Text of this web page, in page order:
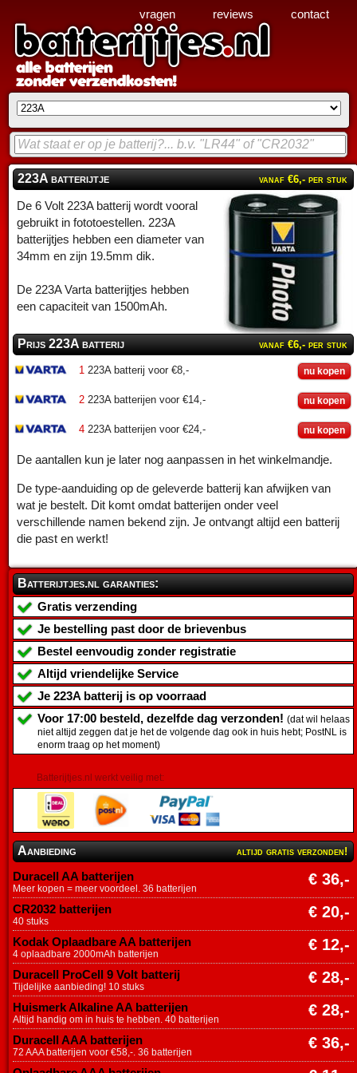
223A batterijtje vanaf €6,- per stuk
De 6 Volt 223A batterij wordt vooral
gebruikt in fototoestellen. 223A
batterijtjes hebben een diameter van
34mm en zijn 19.5mm dik.
De 223A Varta batterijtjes hebben
een capaciteit van 1500mAh.
Prijs 223A batterij vanaf €6,- per stuk
1 223A batterij voor €8,- nu kopen
2 223A batterijen voor €14,- nu kopen
4 223A batterijen voor €24,- nu kopen
De aantallen kun je later nog aanpassen in het winkelmandje.
De type-aanduiding op de geleverde batterij kan afwijken van
wat je bestelt. Dit komt omdat batterijen onder veel
verschillende namen bekend zijn. Je ontvangt altijd een batterij
die past en werkt!
Batterijtjes.nl garanties:
Gratis verzending
Je bestelling past door de brievenbus
Bestel eenvoudig zonder registratie
Altijd vriendelijke Service
Je 223A batterij is op voorraad
Voor 17:00 besteld, dezelfde dag verzonden! (dat wil helaas
niet altijd zeggen dat je het de volgende dag ook in huis hebt; PostNL is
enorm traag op het moment)
Batterijtjes.nl werkt veilig met:
Aanbieding altijd gratis verzonden!
Duracell AA batterijen € 36,-
Meer kopen = meer voordeel. 36 batterijen
CR2032 batterijen € 20,-
40 stuks
Kodak Oplaadbare AA batterijen € 12,-
4 oplaadbare 2000mAh batterijen
Duracell ProCell 9 Volt batterij € 28,-
Tijdelijke aanbieding! 10 stuks
Huismerk Alkaline AA batterijen € 28,-
Altijd handig om in huis te hebben. 40 batterijen
Duracell AAA batterijen € 36,-
72 AAA batterijen voor €58,-. 36 batterijen
vragen reviews contact